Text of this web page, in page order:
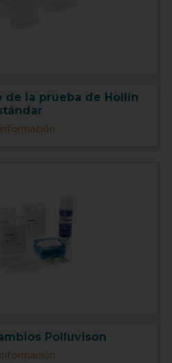
de la prueba de Hollín
Polluvison